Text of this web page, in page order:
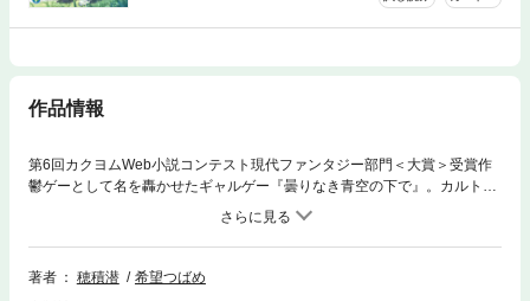
作品情報
第6回カクヨムWeb小説コンテスト現代ファンタジー部門＜大賞＞受賞作
鬱ゲーとして名を轟かせたギャルゲー『曇りなき青空の下で』。カルト的
な人気を誇ったこの『くもそら』の主人公に俺は転生していた。普通に進
めると世界崩壊・バッドエンド一直線!?だがゲームを知り尽くした俺なら
どの鬱展開も破壊できる!早速俺は終盤でしか手に入らないチート能力を開
幕入手し、ヒロインを不幸にするラスボスを復活前にコンクリで封印。さ
著者 穂積潜
希望つばめ